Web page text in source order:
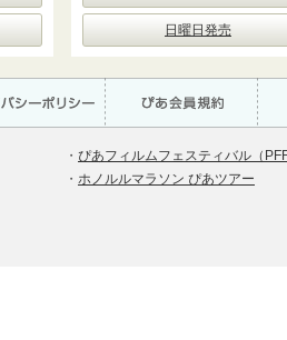
日曜日発売
・ ぴあフィルムフェスティバル（
・ ホノルルマラソン ぴあツアー